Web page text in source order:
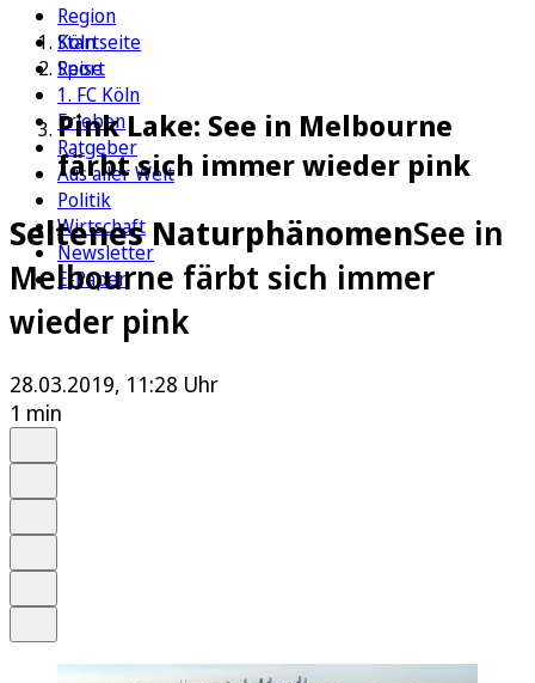
Region
Köln
Sport
1. FC Köln
Erleben
Ratgeber
Aus aller Welt
Politik
Wirtschaft
Newsletter
E-Paper
Startseite
Reise
Pink Lake: See in Melbourne
färbt sich immer wieder pink
Seltenes NaturphänomenSee in
Melbourne färbt sich immer
wieder pink
28.03.2019, 11:28 Uhr
1 min